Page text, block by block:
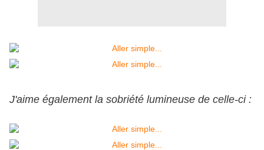
J'aime également la sobriété lumineuse de celle-ci :